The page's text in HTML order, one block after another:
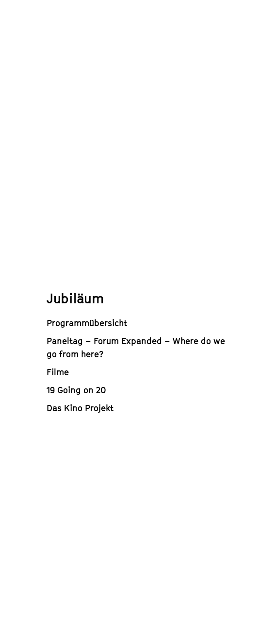
Jubiläum
Programmübersicht
Paneltag – Forum Expanded – Where do we
go from here?
Filme
19 Going on 20
Das Kino Projekt